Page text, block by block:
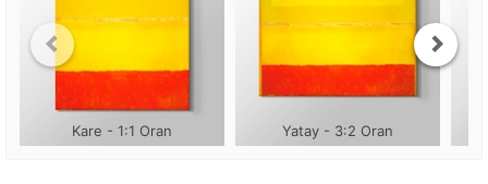
Kare - 1:1 Oran Yatay - 3:2 Oran